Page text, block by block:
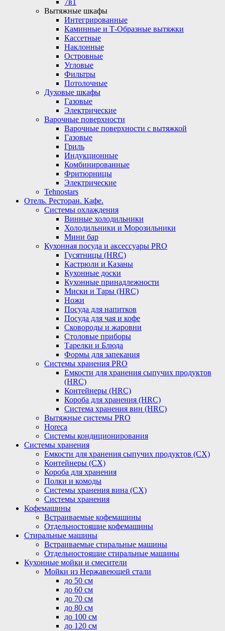
7в1
Вытяжные шкафы
Интегрированные
Каминные и Т-Образные вытяжки
Кассетные
Наклонные
Островные
Угловые
Фильтры
Потолочные
Духовые шкафы
Газовые
Электрические
Варочные поверхности
Варочные поверхности с вытяжкой
Газовые
Гриль
Индукционные
Комбинированные
Фритюрницы
Электрические
Tehnostars
Отель. Ресторан. Кафе.
Системы охлаждения
Винные холодильники
Холодильники и Морозильники
Мини бар
Кухонная посуда и аксессуары PRO
Гусятницы (HRC)
Кастрюли и Казаны
Кухонные доски
Кухонные принадлежности
Миски и Тары (HRC)
Ножи
Посуда для напитков
Посуда для чая и кофе
Сковороды и жаровни
Столовые приборы
Тарелки и Блюда
Формы для запекания
Системы хранения PRO
Емкости для хранения сыпучих продуктов
(HRC)
Контейнеры (HRC)
Короба для хранения (HRC)
Система хранения вин (HRC)
Вытяжные системы PRO
Horeca
Системы кондиционирования
Системы хранения
Емкости для хранения сыпучих продуктов (СХ)
Контейнеры (СХ)
Короба для хранения
Полки и комоды
Системы хранения вина (СХ)
Системы хранения
Кофемашины
Встраиваемые кофемашины
Отдельностоящие кофемашины
Стиральные машины
Встраиваемые стиральные машины
Отдельностоящие стиральные машины
Кухонные мойки и смесители
Мойки из Нержавеющей стали
до 50 см
до 60 см
до 70 см
до 80 см
до 100 см
до 120 см